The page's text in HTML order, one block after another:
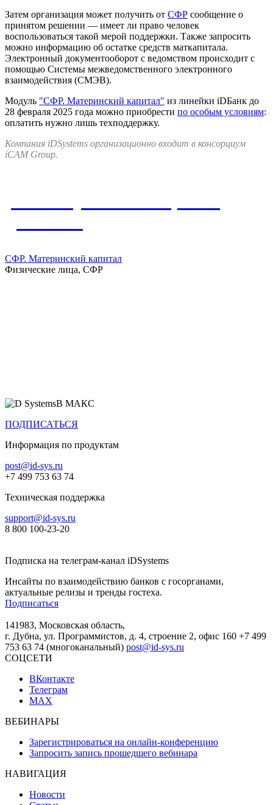
Затем организация может получить от СФР сообщение о
принятом решении — имеет ли право человек
воспользоваться такой мерой поддержки. Также запросить
можно информацию об остатке средств маткапитала.
Электронный документооборот с ведомством происходит с
помощью Системы межведомственного электронного
взаимодействия (СМЭВ).
Модуль "СФР. Материнский капитал" из линейки iDБанк до
28 февраля 2025 года можно приобрести по особым условиям:
оплатить нужно лишь техподдержку.
Компания iDSystems организационно входит в консорциум
iCAM Group.
СФР. Материнский капитал
Физические лица, СФР
В МАКС
ПОДПИСАТЬСЯ
Информация по продуктам
post@id-sys.ru
+7 499 753 63 74
Техническая поддержка
support@id-sys.ru
8 800 100-23-20
Подписка на телеграм-канал iDSystems
Инсайты по взаимодействию банков с госорганами,
актуальные релизы и тренды гостеха.
Подписаться
141983, Московская область,
г. Дубна, ул. Программистов, д. 4, строение 2, офис 160 +7 499
753 63 74 (многоканальный) post@id-sys.ru
СОЦСЕТИ
ВКонтакте
Телеграм
MAX
ВЕБИНАРЫ
Зарегистрироваться на онлайн-конференцию
Запросить запись прошедшего вебинара
НАВИГАЦИЯ
Новости